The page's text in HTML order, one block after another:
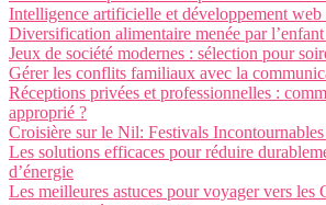
Intelligence artificielle et développement web
Diversification alimentaire menée par
Jeux de société modernes : sélection pour
Gérer les conflits familiaux avec la
Réceptions privées et professionnelles :
approprié ?
Croisière sur le Nil: Festivals
Les solutions efficaces pour réduire
d’énergie
Les meilleures astuces pour voyager vers les